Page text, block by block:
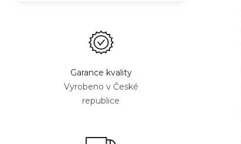
Garance kvality
Vyrobeno v České
republice